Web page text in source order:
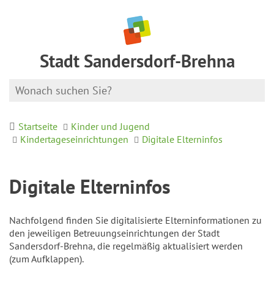
Stadt Sandersdorf-Brehna
Startseite
Kinder und Jugend
Kindertageseinrichtungen
Digitale Elterninfos
Digitale Elterninfos
Nachfolgend finden Sie digitalisierte Elterninformationen zu
den jeweiligen Betreuungseinrichtungen der Stadt
Sandersdorf-Brehna, die regelmäßig aktualisiert werden
(zum Aufklappen).